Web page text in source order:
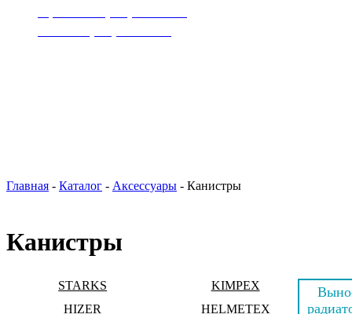
Главная - Каталог - Аксессуары - Канистры
Канистры
STARKS
KIMPEX
HIZER
HELMETEX